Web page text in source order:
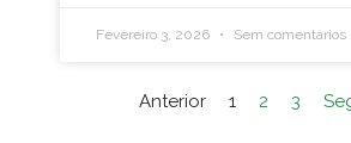
Fevereiro 3, 2026 Sem comentários
Anterior 1 2 3